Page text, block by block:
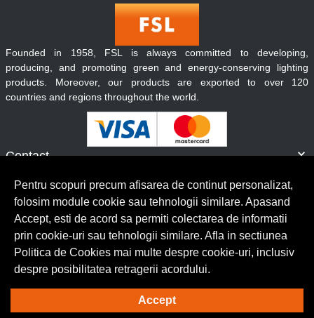
Contact
Servicii clienti
Founded in 1958, FSL is always committed to developing,
producing, and promoting green and energy-conserving lighting
products. Moreover, our products are exported to over 120
countries and regions throughout the world.
© Copyright 2026 Lumilux. Toate drepturile rezervate.
Solutie eCommercepowered by
Pentru scopuri precum afisarea de continut personalizat,
folosim module cookie sau tehnologii similare. Apasand
Accept, esti de acord sa permiti colectarea de informatii
prin cookie-uri sau tehnologii similare. Afla in sectiunea
Politica de Cookies mai multe despre cookie-uri, inclusiv
despre posibilitatea retragerii acordului.
Accept